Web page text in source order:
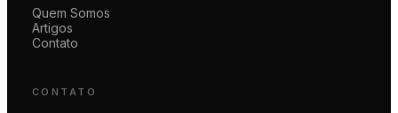
Quem Somos
Artigos
Contato
CONTATO